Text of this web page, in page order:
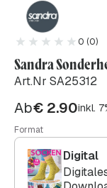
0 (0)
Sandra
Art.Nr SA25312
Ab€ 2.90inkl.
Format
Digital